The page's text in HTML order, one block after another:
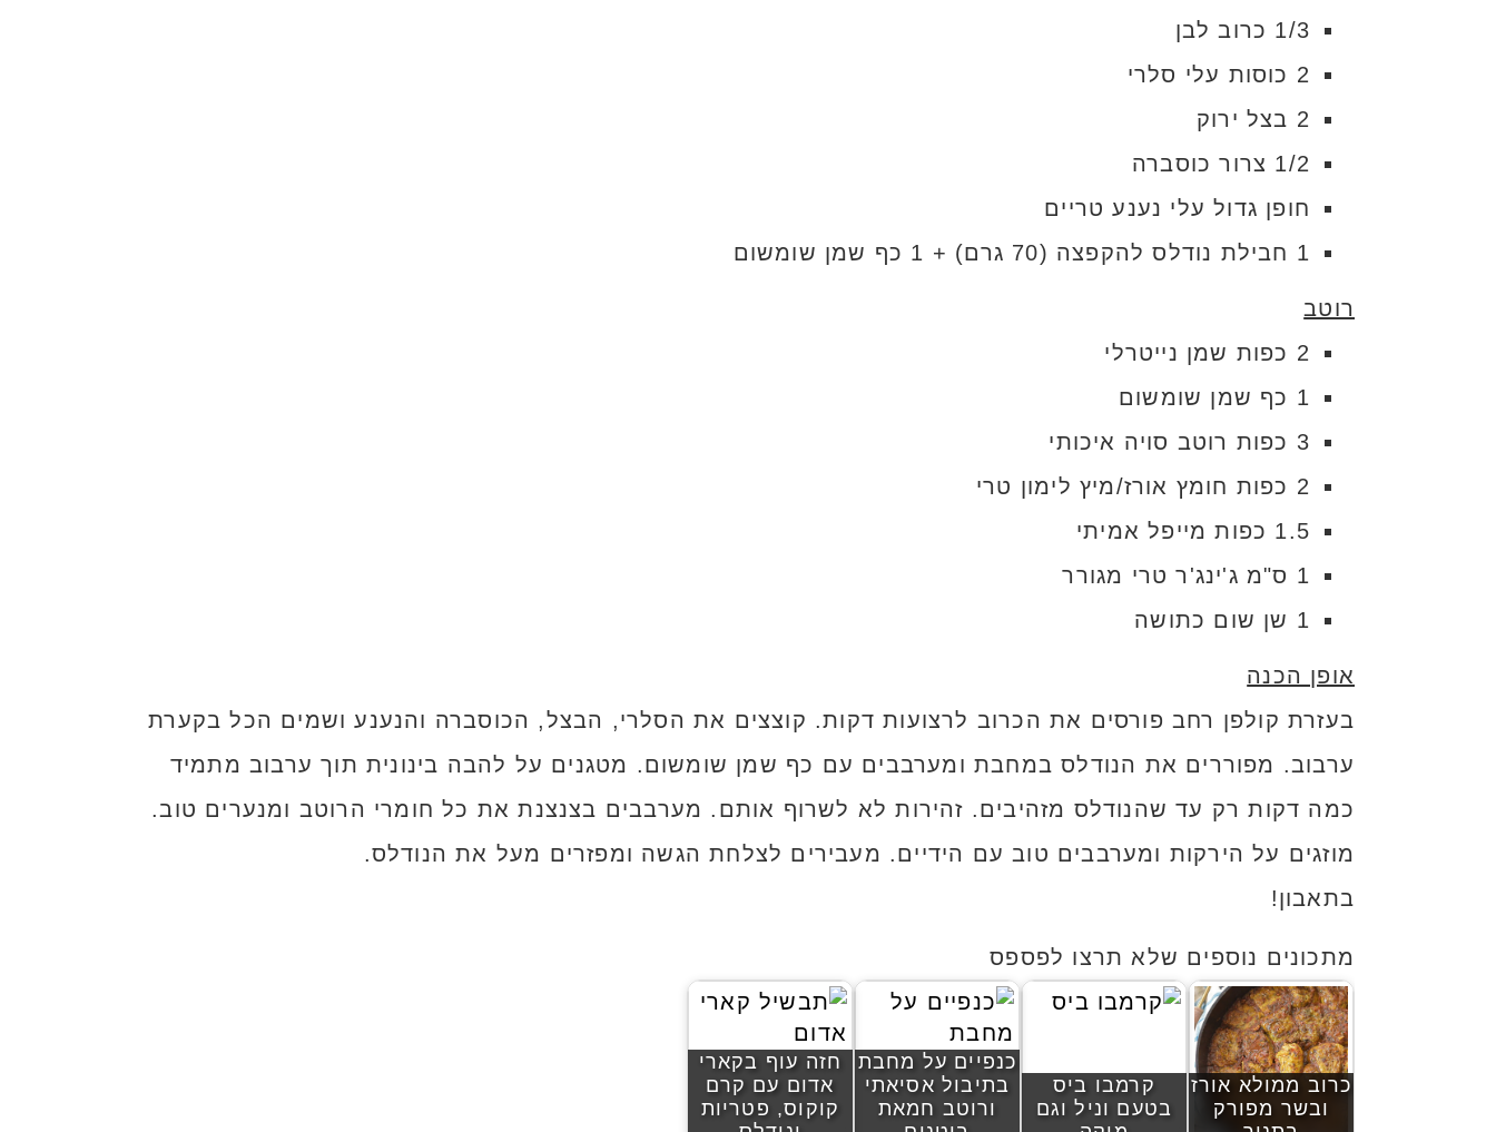
1/3 כרוב לבן
2 כוסות עלי סלרי
2 בצל ירוק
1/2 צרור כוסברה
חופן גדול עלי נענע טריים
1 חבילת נודלס להקפצה (70 גרם) + 1 כף שמן שומשום
רוטב
2 כפות שמן נייטרלי
1 כף שמן שומשום
3 כפות רוטב סויה איכותי
2 כפות חומץ אורז/מיץ לימון טרי
1.5 כפות מייפל אמיתי
1 ס"מ ג'ינג'ר טרי מגורר
1 שן שום כתושה
אופן הכנה
בעזרת קולפן רחב פורסים את הכרוב לרצועות דקות. קוצצים את הסלרי, הבצל, הכוסברה והנענע ושמים הכל בקערת
ערבוב. מפוררים את הנודלס במחבת ומערבבים עם כף שמן שומשום. מטגנים על להבה בינונית תוך ערבוב מתמיד
כמה דקות רק עד שהנודלס מזהיבים. זהירות לא לשרוף אותם. מערבבים בצנצנת את כל חומרי הרוטב ומנערים טוב.
מוזגים על הירקות ומערבבים טוב עם הידיים. מעבירים לצלחת הגשה ומפזרים מעל את הנודלס.
בתאבון!
מתכונים נוספים שלא תרצו לפספס
כרוב ממולא אורז
ובשר מפורק
קרמבו ביס
בטעם וניל וגם
כנפיים על מחבת
בתיבול אסיאתי
ורוטב חמאת
חזה עוף בקארי
אדום עם קרם
קוקוס, פטריות